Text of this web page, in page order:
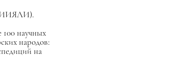
НИИЯЛИ).
научных
народов:
на